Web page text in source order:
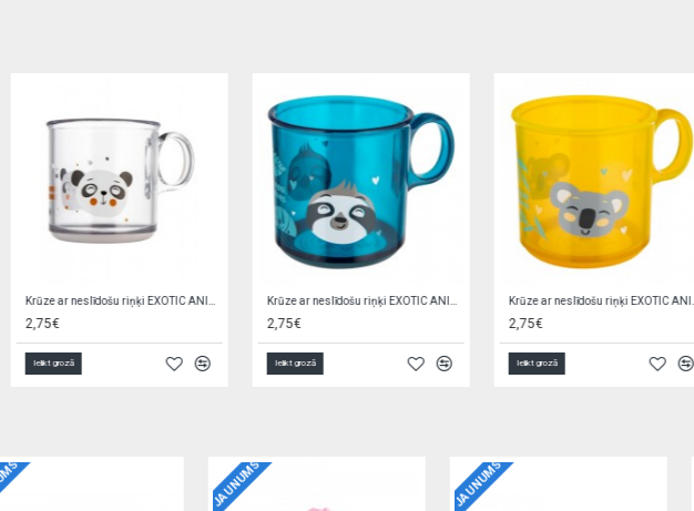
Krūze ar neslīdošu riņķi EXOTIC ANIMALS 2/100 turqouise Krūze ar neslīdošu riņķi EXOTIC ANIMALS 2/100 yellow Krūze ar salmiņu un svērteni EXOTIC 56/606 grey
JAUNUMS JAUNUMS